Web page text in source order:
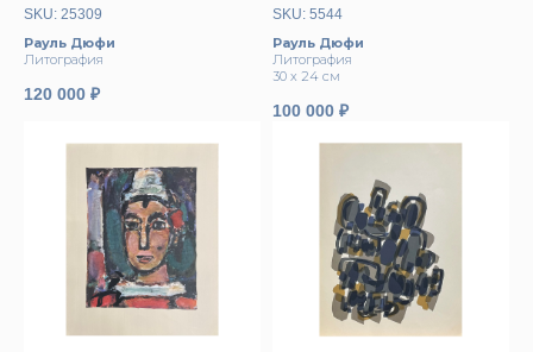
SKU: 25309
Рауль Дюфи
Литография
120 000 ₽
SKU: 5544
Рауль Дюфи
Литография
30 х 24 см
100 000 ₽